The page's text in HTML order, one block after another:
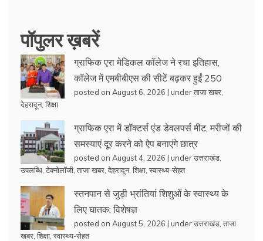
पॉपुलर ख़बरें
ग्राफिक एरा मेडिकल कॉलेज ने रचा इतिहास,
कॉलेज में एमबीबीएस की सीटें बढ़कर हुईं 250
posted on August 6, 2026 | underताजा खबर
देहरादून, शिक्षा
ग्राफिक एरा में डॉक्टर्स एंड डेवलपर्स मीट, मरीजों की
समस्याएं दूर करने को ऐप बनाएंगे छात्र
posted on August 4, 2026 | underउत्तराखंड
उपलब्धि टेक्नोलॉजी ताजा खबर देहरादून, शिक्षा स्वास्थ्य-सेहत
स्तनपान से जुड़ी भ्रांतियां शिशुओं के स्वास्थ्य के
लिए घातक: विशेषज्ञ
posted on August 5, 2026 | underउत्तराखंड ताजा
खबर शिक्षा स्वास्थ्य-सेहत